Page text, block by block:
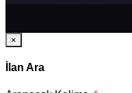
×
İlan Ara